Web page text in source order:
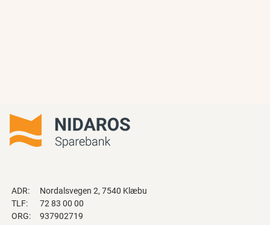
ADR:
Nordalsvegen 2, 7540 Klæbu
TLF:
72 83 00 00
ORG:
937902719